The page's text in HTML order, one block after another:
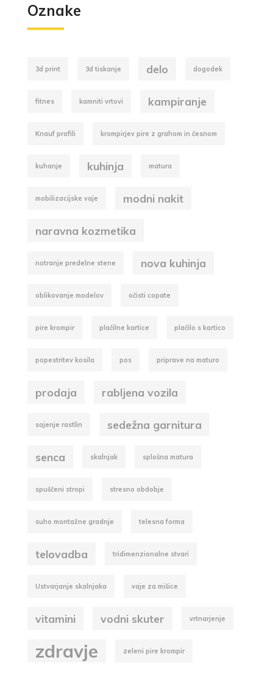
Oznake
3d print 3d tiskanje delo dogodek
fitnes kamniti vrtovi kampiranje
Knauf profili krompirjev pire z grahom in česnom
kuhanje kuhinja matura
mobilizacijske vaje modni nakit
naravna kozmetika
notranje predelne stene nova kuhinja
oblikovanje modelov očisti copate
pire krompir plačilne kartice plačilo s kartico
popestritev kosila pos priprave na maturo
prodaja rabljena vozila
sajenje rastlin sedežna garnitura
senca skalnjak splošna matura
spuščeni stropi stresno obdobje
suho montažne gradnje telesna forma
telovadba tridimenzionalne stvari
Ustvarjanje skalnjaka vaje za mišice
vitamini vodni skuter vrtnarjenje
zdravje zeleni pire krompir